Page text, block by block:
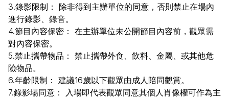
3.錄影限制： 除非得到主辦單位的同意，否則禁止在場內
進行錄影、錄音。
4.節目內容保密： 在主辦單位未公開節目內容前，觀眾需
對內容保密。
5.禁止攜帶物品： 禁止攜帶外食、飲料、金屬、或其他危
險物品。
6.年齡限制： 建議16歲以下觀眾由成人陪同觀賞。
7.錄影場同意： 入場即代表觀眾同意其個人肖像權可作為主